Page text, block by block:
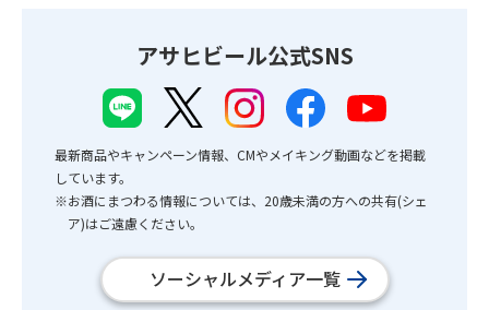
アサヒビール公式SNS
最新商品やキャンペーン情報、CMやメイキング動画などを掲載
しています。
※お酒にまつわる情報については、20歳未満の方への共有(シェ
ア)はご遠慮ください。
ソーシャルメディア一覧